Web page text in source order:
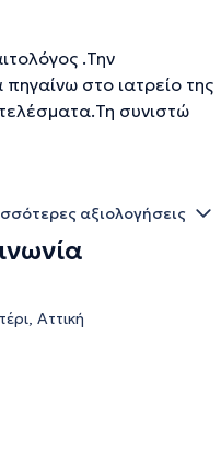
.Την
στο ιατρείο της
συνιστώ
αξιολογήσεις
Αττική